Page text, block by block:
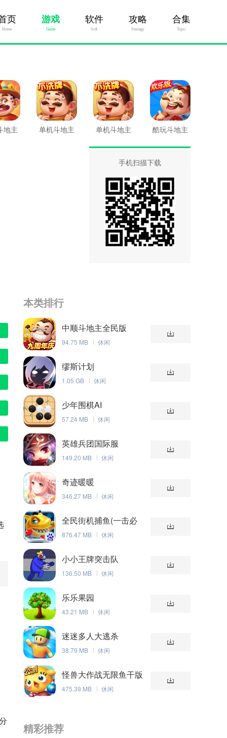
页
Home
游戏
Game
软件
Soft
攻略
Stratagy
合集
Topic
地主
单机斗地主
单机斗地主
酷玩斗地主
手机扫描下载
本类排行
中顺斗地主全民版
94.75 MB 休闲
缪斯计划
1.05 GB 休闲
少年围棋AI
57.24 MB 休闲
英雄兵团国际服
149.20 MB 休闲
奇迹暖暖
346.27 MB 休闲
全民街机捕鱼(一击必
杀)
876.47 MB 休闲
小小王牌突击队
136.50 MB 休闲
乐乐果园
43.21 MB 休闲
迷迷多人大逃杀
38.79 MB 休闲
怪兽大作战无限鱼干版
475.39 MB 休闲
精彩推荐